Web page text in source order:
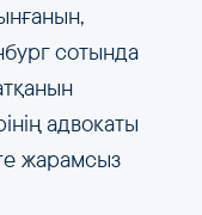
сотында
адвокаты
жарамсыз